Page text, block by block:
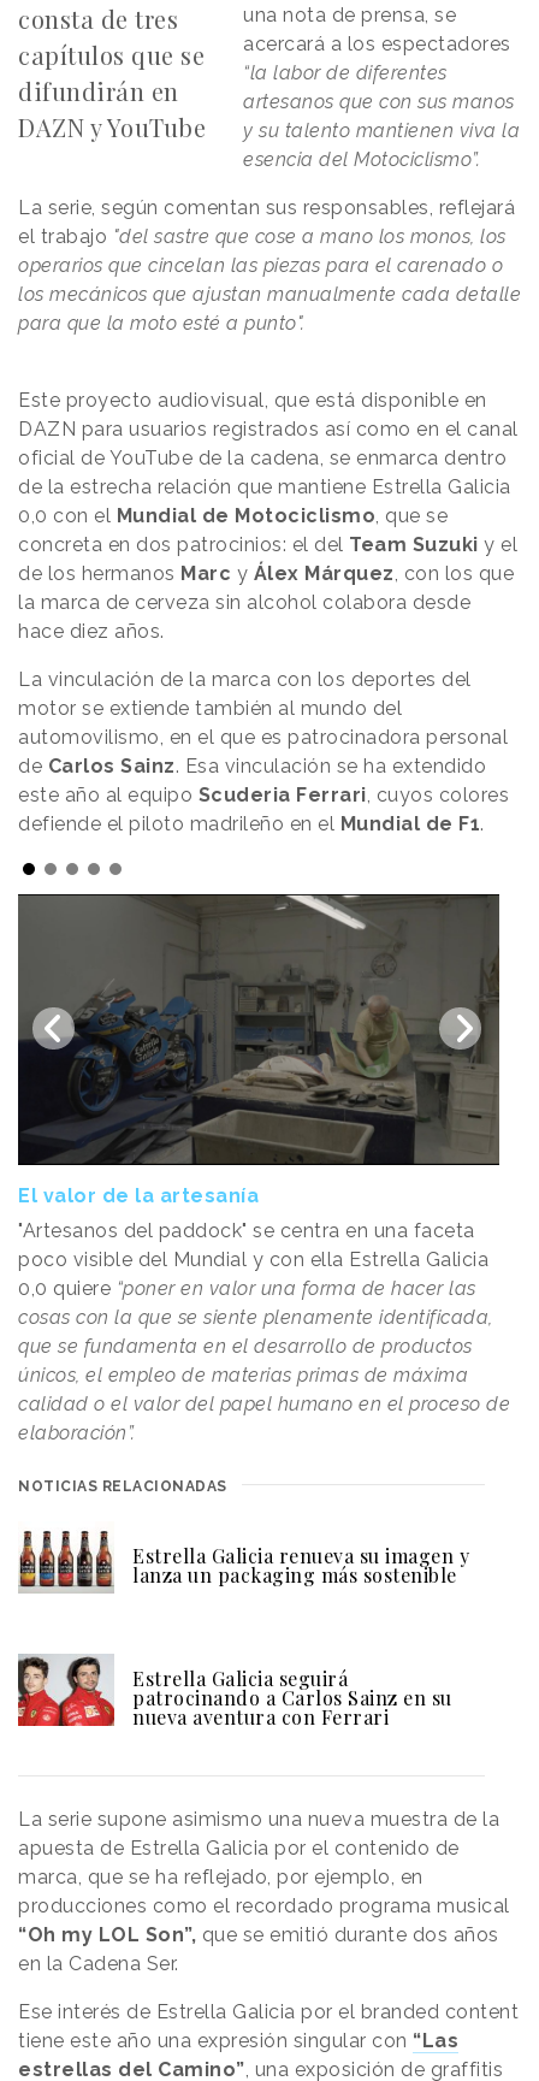
consta de tres
capítulos que se
difundirán en
DAZN y YouTube
una nota de prensa, se
acercará a los espectadores
“la labor de diferentes
artesanos que con sus manos
y su talento mantienen viva la
esencia del Motociclismo”.
La serie, según comentan sus responsables, reflejará
el trabajo "del sastre que cose a mano los monos, los
operarios que cincelan las piezas para el carenado o
los mecánicos que ajustan manualmente cada detalle
para que la moto esté a punto".
Este proyecto audiovisual, que está disponible en
DAZN para usuarios registrados así como en el canal
oficial de YouTube de la cadena, se enmarca dentro
de la estrecha relación que mantiene Estrella Galicia
0,0 con el Mundial de Motociclismo, que se
concreta en dos patrocinios: el del Team Suzuki y el
de los hermanos Marc y Álex Márquez, con los que
la marca de cerveza sin alcohol colabora desde
hace diez años.
La vinculación de la marca con los deportes del
motor se extiende también al mundo del
automovilismo, en el que es patrocinadora personal
de Carlos Sainz. Esa vinculación se ha extendido
este año al equipo Scuderia Ferrari, cuyos colores
defiende el piloto madrileño en el Mundial de F1.
El valor de la artesanía
"Artesanos del paddock" se centra en una faceta
poco visible del Mundial y con ella Estrella Galicia
0,0 quiere “poner en valor una forma de hacer las
cosas con la que se siente plenamente identificada,
que se fundamenta en el desarrollo de productos
únicos, el empleo de materias primas de máxima
calidad o el valor del papel humano en el proceso de
elaboración”.
NOTICIAS RELACIONADAS
Estrella Galicia renueva su imagen y
lanza un packaging más sostenible
Estrella Galicia seguirá
patrocinando a Carlos Sainz en su
nueva aventura con Ferrari
La serie supone asimismo una nueva muestra de la
apuesta de Estrella Galicia por el contenido de
marca, que se ha reflejado, por ejemplo, en
producciones como el recordado programa musical
“Oh my LOL Son”, que se emitió durante dos años
en la Cadena Ser.
Ese interés de Estrella Galicia por el branded content
tiene este año una expresión singular con “Las
estrellas del Camino”, una exposición de graffitis